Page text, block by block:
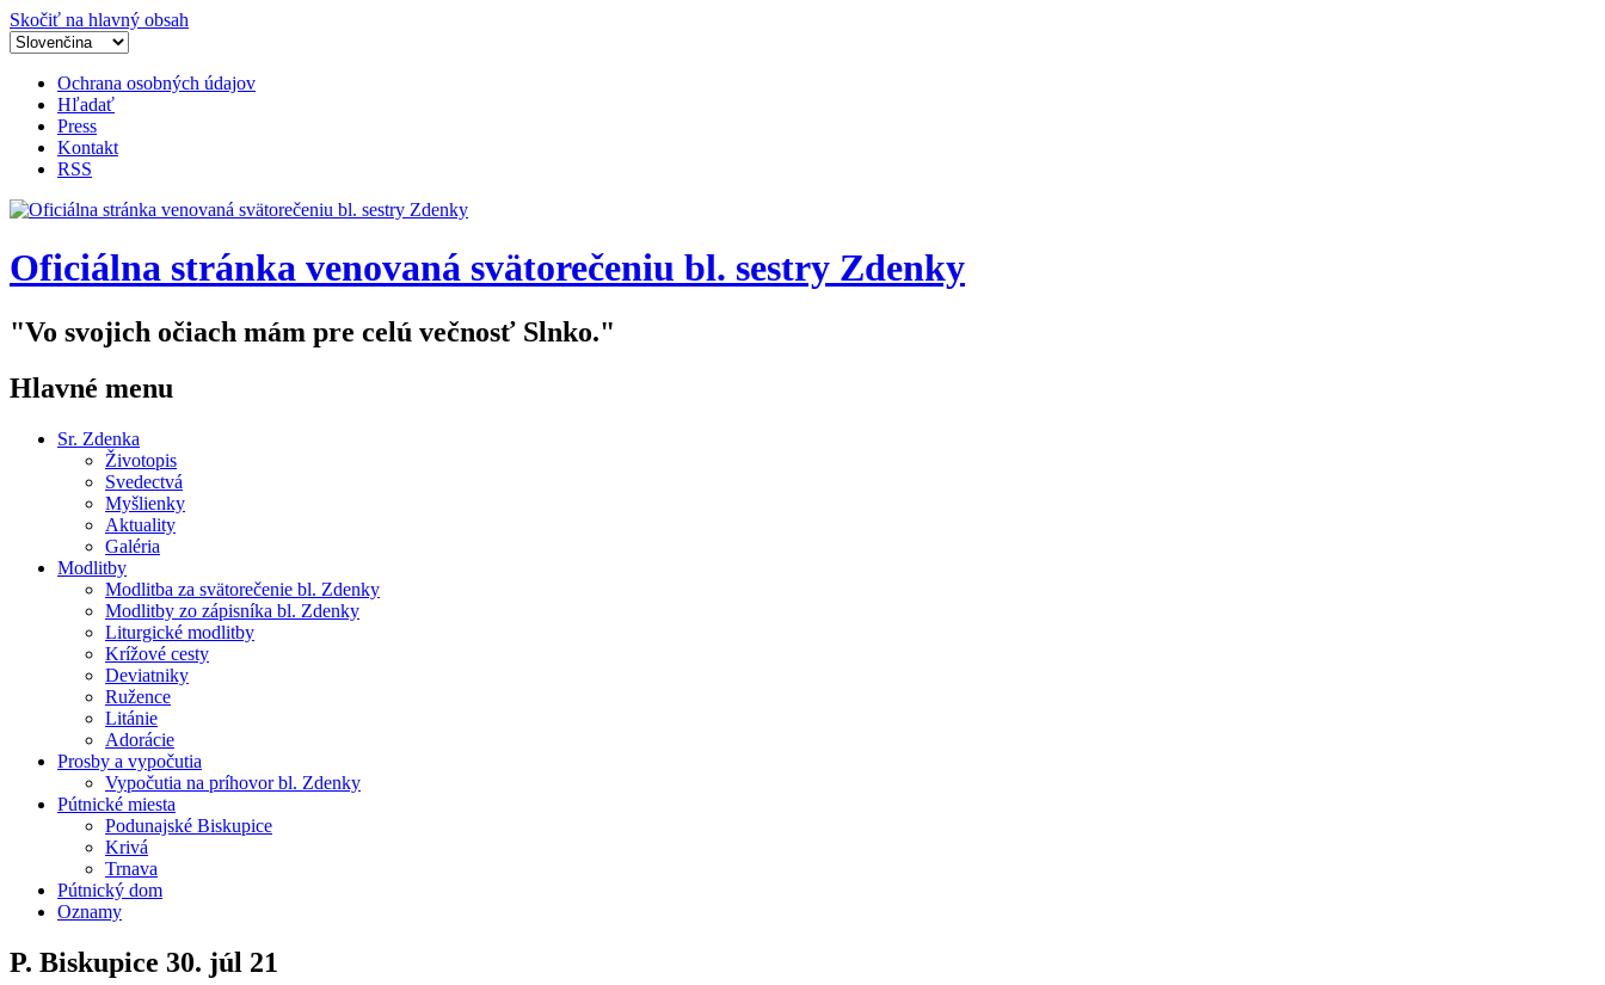
Skočiť na hlavný obsah
Ochrana osobných údajov
Hľadať
Press
Kontakt
RSS
Oficiálna stránka venovaná svätorečeniu bl. sestry Zdenky
"Vo svojich očiach mám pre celú večnosť Slnko."
Hlavné menu
Sr. Zdenka
Životopis
Svedectvá
Myšlienky
Aktuality
Galéria
Modlitby
Modlitba za svätorečenie bl. Zdenky
Modlitby zo zápisníka bl. Zdenky
Liturgické modlitby
Krížové cesty
Deviatniky
Ružence
Litánie
Adorácie
Prosby a vypočutia
Vypočutia na príhovor bl. Zdenky
Pútnické miesta
Podunajské Biskupice
Krivá
Trnava
Pútnický dom
Oznamy
P. Biskupice 30. júl 21